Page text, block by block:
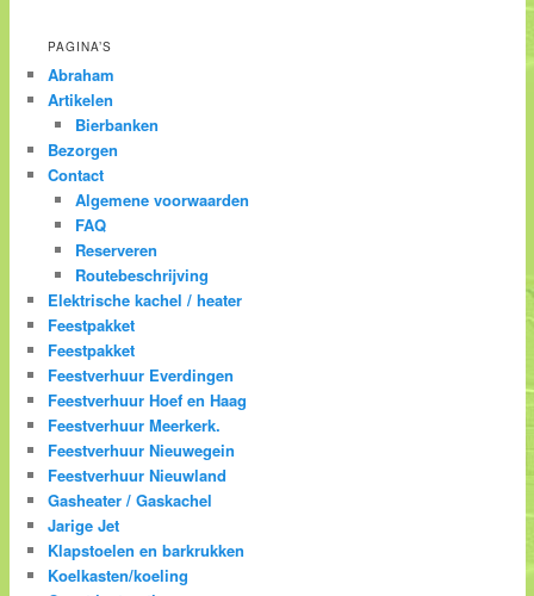
PAGINA’S
Abraham
Artikelen
Bierbanken
Bezorgen
Contact
Algemene voorwaarden
FAQ
Reserveren
Routebeschrijving
Elektrische kachel / heater
Feestpakket
Feestpakket
Feestverhuur Everdingen
Feestverhuur Hoef en Haag
Feestverhuur Meerkerk.
Feestverhuur Nieuwegein
Feestverhuur Nieuwland
Gasheater / Gaskachel
Jarige Jet
Klapstoelen en barkrukken
Koelkasten/koeling